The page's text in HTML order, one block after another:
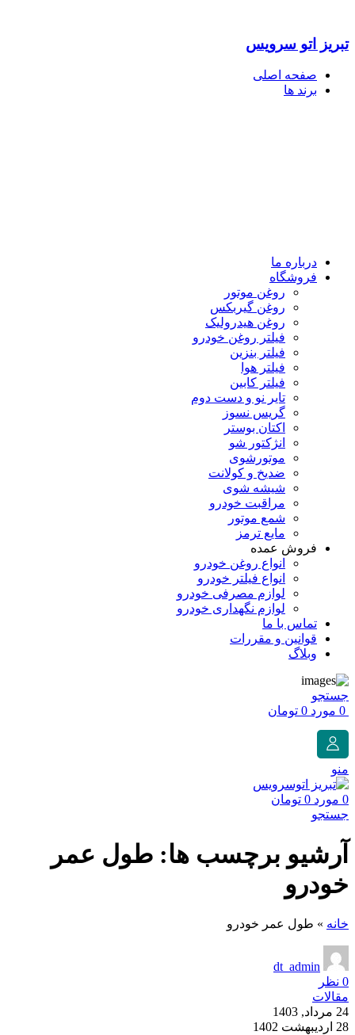
تبریز اتو سرویس
صفحه اصلی
برند ها
درباره ما
فروشگاه
روغن موتور
روغن گیربکس
روغن هیدرولیک
فیلتر روغن خودرو
فیلتر بنزین
فیلتر هوا
فیلتر کابین
تایر نو و دست دوم
گریس نسوز
اکتان بوستر
انژکتور شو
موتورشوی
ضدیخ و کولانت
شیشه شوی
مراقبت خودرو
شمع موتور
مایع ترمز
فروش عمده
انواع روغن خودرو
انواع فیلتر خودرو
لوازم مصرفی خودرو
لوازم نگهداری خودرو
تماس با ما
قوانین و مقررات
وبلاگ
جستجو
0 مورد 0 تومان
منو
0 مورد 0 تومان
جستجو
آرشیو برچسب ها: طول عمر
خودرو
خانه » طول عمر خودرو
dt_admin
0 نظر
مقالات
24 مرداد, 1403
28 اردیبهشت 1402